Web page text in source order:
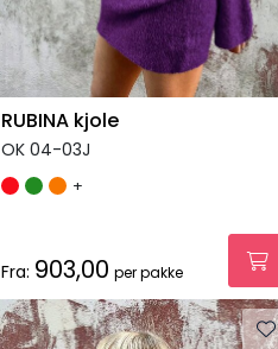
RUBINA kjole
OK 04-03J
+
Fra: 903,00 per pakke